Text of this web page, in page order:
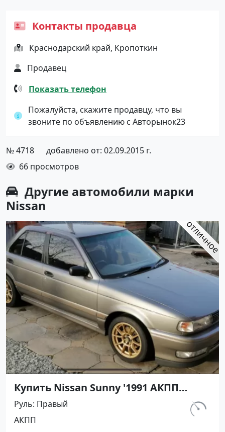
Контакты продавца
Краснодарский край, Кропоткин
Продавец
Показать телефон
Пожалуйста, скажите продавцу, что вы
звоните по объявлению с Авторынок23
№ 4718
добавлено от: 02.09.2015 г.
66 просмотров
Другие автомобили марки
Nissan
Купить Nissan Sunny '1991 АКПП
(1400/75 л.с.) Бензин инжектор
Воронежская цвет Серый Седан по
цене 420000 рублей, объявление
км.
Руль Правый
АКПП